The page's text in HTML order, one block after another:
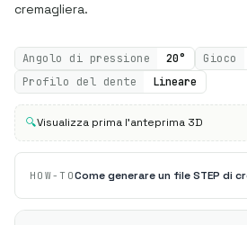
cremagliera.
Angolo di pressione 20° Gioco
Profilo del dente
Lineare
🔍Visualizza prima l'anteprima 3D
HOW-TOCome generare un file STEP di